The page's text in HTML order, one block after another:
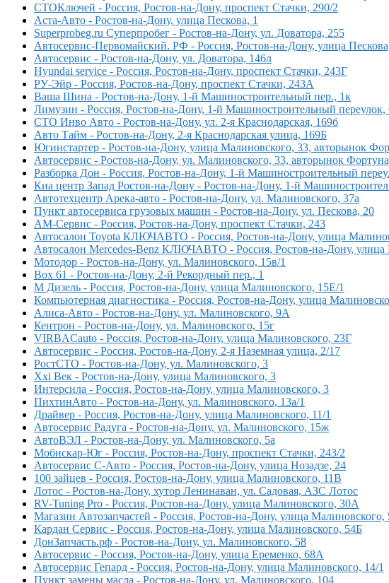
СТОКлючей - Россия, Ростов-на-Дону, проспект Стачки, 290/2
Аста-Авто - Ростов-на-Дону, улица Пескова, 1
Superprobeg.ru Суперпробег - Ростов-на-Дону, ул. Доватора, 255
Автосервис-Первомайский. РФ - Россия, Ростов-на-Дону, улица
Автосервис - Ростов-на-Дону, ул. Доватора, 146л
Hyundai service - Россия, Ростов-на-Дону, проспект Стачки, 243Г
РУ-Эйр - Россия, Ростов-на-Дону, проспект Стачки, 243А
Ваша Шина - Ростов-на-Дону, 1-й Машиностроительный пер., 1к
Лимузин - Россия, Ростов-на-Дону, 1-й Машиностроительный
СТО Инво Авто - Ростов-на-Дону, ул. 2-я Краснодарская, 169б
Авто Тайм - Ростов-на-Дону, 2-я Краснодарская улица, 169Б
Югинстартер - Ростов-на-Дону, улица Малиновского, 33, авторынок
Автосервис - Ростов-на-Дону, ул. Малиновского, 33, авторынок
Разборка Дон - Россия, Ростов-на-Дону, 1-й Машиностроительный
Киа центр Запад Ростов-на-Дону - Ростов-на-Дону, 1-й
Автотехцентр Арека-авто - Ростов-на-Дону, ул. Малиновского, 37а
Пункт автосервиса грузовых машин - Ростов-на-Дону, ул. Пескова, 20
АМ-Сервис - Россия, Ростов-на-Дону, проспект Стачки, 243
Автосалон Toyota КЛЮЧАВТО - Россия, Ростов-на-Дону, улица
Автосалон Mercedes-Benz КЛЮЧАВТО - Россия, Ростов-на-Дону, улица
Мотодор - Ростов-на-Дону, ул. Малиновского, 15в/1
Box 61 - Ростов-на-Дону, 2-й Рекордный пер., 1
М Дизель - Россия, Ростов-на-Дону, улица Малиновского, 15Е/1
Компьютерная диагностика - Россия, Ростов-на-Дону, улица
Алиса-Авто - Ростов-на-Дону, ул. Малиновского, 9А
Кентрон - Ростов-на-Дону, ул. Малиновского, 15г
VIRBACauto - Россия, Ростов-на-Дону, улица Малиновского, 23Г
Автосервис - Россия, Ростов-на-Дону, 2-я Наземная улица, 2/17
РостСТО - Ростов-на-Дону, ул. Малиновского, 3
Xxi Век - Ростов-на-Дону, улица Малиновского, 3
Интерсила - Россия, Ростов-на-Дону, улица Малиновского, 3
ПихтинАвто - Ростов-на-Дону, ул. Малиновского, 13а/1
Драйвер - Россия, Ростов-на-Дону, улица Малиновского, 11/1
Автосервис Радуга - Ростов-на-Дону, ул. Малиновского, 15ж
АвтоВЭЛ - Ростов-на-Дону, ул. Малиновского, 5а
Мобискар-Юг - Россия, Ростов-на-Дону, проспект Стачки, 243/2
Автосервис С-Авто - Россия, Ростов-на-Дону, улица Нозадзе, 24
100 зайцев - Россия, Ростов-на-Дону, улица Малиновского, 11В
Лотос - Ростов-на-Дону, хутор Ленинаван, ул. Садовая, АЗС Лотос
RV-Tuning Pro - Россия, Ростов-на-Дону, улица Малиновского, 30А
Магазин Автозапчастей - Россия, Ростов-на-Дону, улица Малиновского,
Кардан Сервис - Россия, Ростов-на-Дону, улица Малиновского, 54Б
ДонЗапчасть.рф - Ростов-на-Дону, ул. Малиновского, 58
Автосервис - Россия, Ростов-на-Дону, улица Еременко, 68А
Автосервис Гепард - Россия, Ростов-на-Дону, улица Малиновского, 14/1
Пункт замены масла - Ростов-на-Дону, ул. Малиновского, 104